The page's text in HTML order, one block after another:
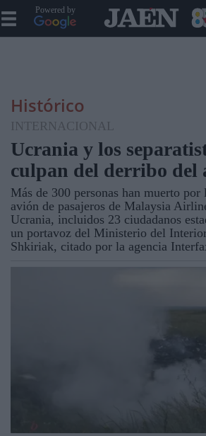
Powered by
Histórico
INTERNACIONAL
Ucrania y los
culpan del derribo del
Más de 300 personas han muerto por
avión de pasajeros de Malaysia
Ucrania, incluidos 23 ciudadanos
un portavoz del Ministerio del
Shkiriak, citado por la agencia